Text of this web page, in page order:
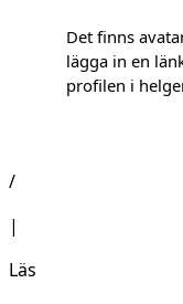
Det finns
lägga in en
profilen i
/
|
Läs